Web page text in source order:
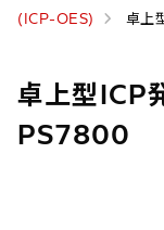
(ICP-OES)
卓上
卓上型ICP
PS7800